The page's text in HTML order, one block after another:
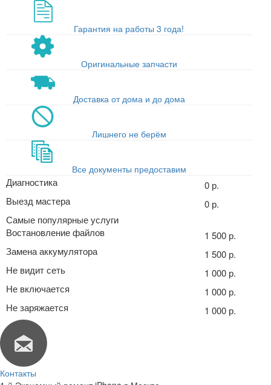
Гарантия на работы 3 года!
Оригинальные запчасти
Доставка от дома и до дома
Лишнего не берём
Все документы предоставим
Диагностика
0 р.
Выезд мастера
0 р.
Самые популярные услуги
Востановление файлов
1 500 р.
Замена аккумулятора
1 500 р.
Не видит сеть
1 000 р.
Не включается
1 000 р.
Не заряжается
1 000 р.
Контакты